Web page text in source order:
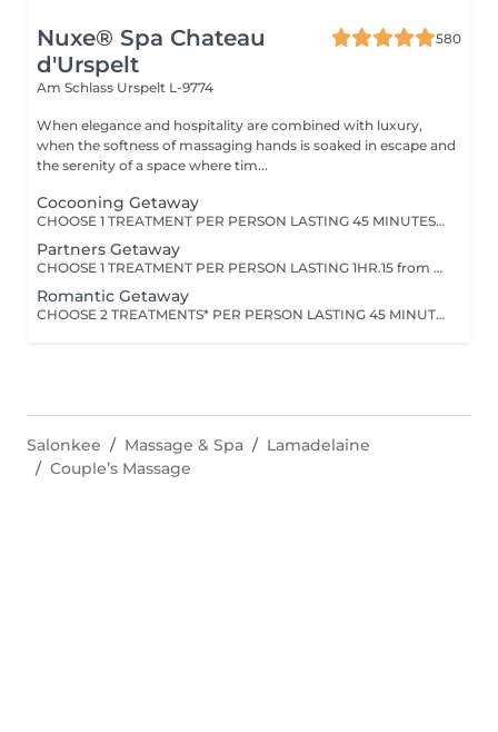
Nuxe® Spa Chateau
d'Urspelt
580
Am Schlass Urspelt L-9774
When elegance and hospitality are combined with luxury,
when the softness of massaging hands is soaked in escape and
the serenity of a space where tim...
Cocooning Getaway
CHOOSE 1 TREATMENT PER PERSON LASTING 45 MINUTES from the range of Nuxe Massages, Face Treatments or Body Treatments.
Partners Getaway
CHOOSE 1 TREATMENT PER PERSON LASTING 1HR.15 from the range of Nuxe Massages, Face Treatments or Body Treatments+ 1 TREATMENT PER PERSON LASTING 15 MINUTESfrom Foot Relaxation Massage, Back Massage or Head Massage.
Romantic Getaway
CHOOSE 2 TREATMENTS* PER PERSON LASTING 45 MINUTES EACH from the range of Nuxe Massages, Face Treatments or Body Treatments+ 1 TREATMENT PER PERSON LASTING 15 MINUTES from Foot Relaxation Massage, Back Massage or Head Massage
Salonkee Massage & Spa
Lamadelaine
Couple’s Massage